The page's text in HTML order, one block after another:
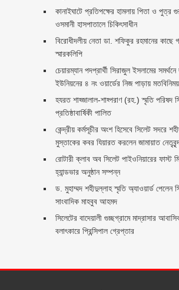
কানাইঘাটে প্রতিপক্ষের হামলায় পিতা ও
ওসমানী হাসপাতালে চিকিৎসাধীন
বিরোধীদলীয় নেতা ডা. শফিকুর রহমানের কাছে
স্মারকলিপি ‎
চেয়ারম্যান পদপ্রার্থী সিরাজুল ইসলামের সমর্থনে
ইউনিয়নের ৪ নং ওয়ার্ডের নিজ পাড়ায়
হযরত শাহ্জালাল-শাহ্পরাণ (রহ.) স্মৃতি পরিষদ
প্রতিষ্ঠাবার্ষিকী পালিত ‎​
কেন্দ্রীয় কর্মসূচীর অংশ হিসেবে সিলেট সদরে
মুস্তাকের কবর যিয়ারত করলেন জামায়াত
রোটারী ক্লাব অব সিলেট পাইওনিয়ারের ফাস্ট
হ্যান্ডভার অনুষ্ঠান সম্পন্ন
ড. মুহাম্মদ শহীদুল্লাহ স্মৃতি অ্যাওয়ার্ড পেলেন
সাংবাদিক মাহবুব আহমদ
সিলেটের বাদেয়ালী গুচ্ছগ্রামে মাদ্রাসার
বলাৎকারে প্রিন্সিপাল গ্রেপ্তার ‎